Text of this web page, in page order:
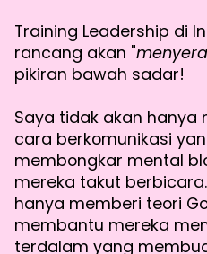
Training Leadership di
rancang akan "
pikiran bawah sadar!
Saya tidak akan hanya
cara berkomunikasi
membongkar mental
mereka takut
hanya memberi teori
membantu mereka
terdalam yang